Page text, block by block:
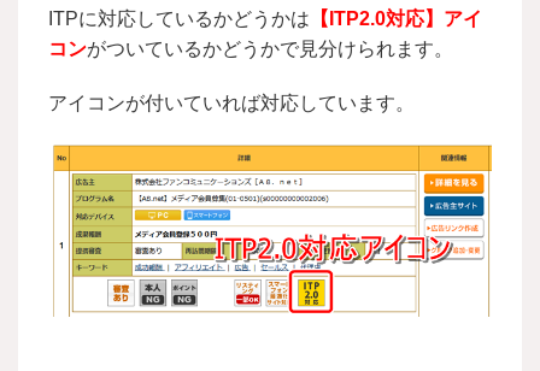
ITPに対応しているかどうかは 【ITP2.0対応】アイ
コンがついているかどうかで見分けられます。
アイコンが付いていれば対応しています。